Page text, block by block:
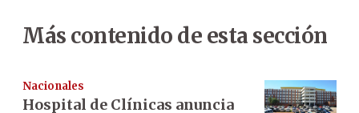
Más contenido de esta sección
Nacionales
Hospital de Clínicas anuncia